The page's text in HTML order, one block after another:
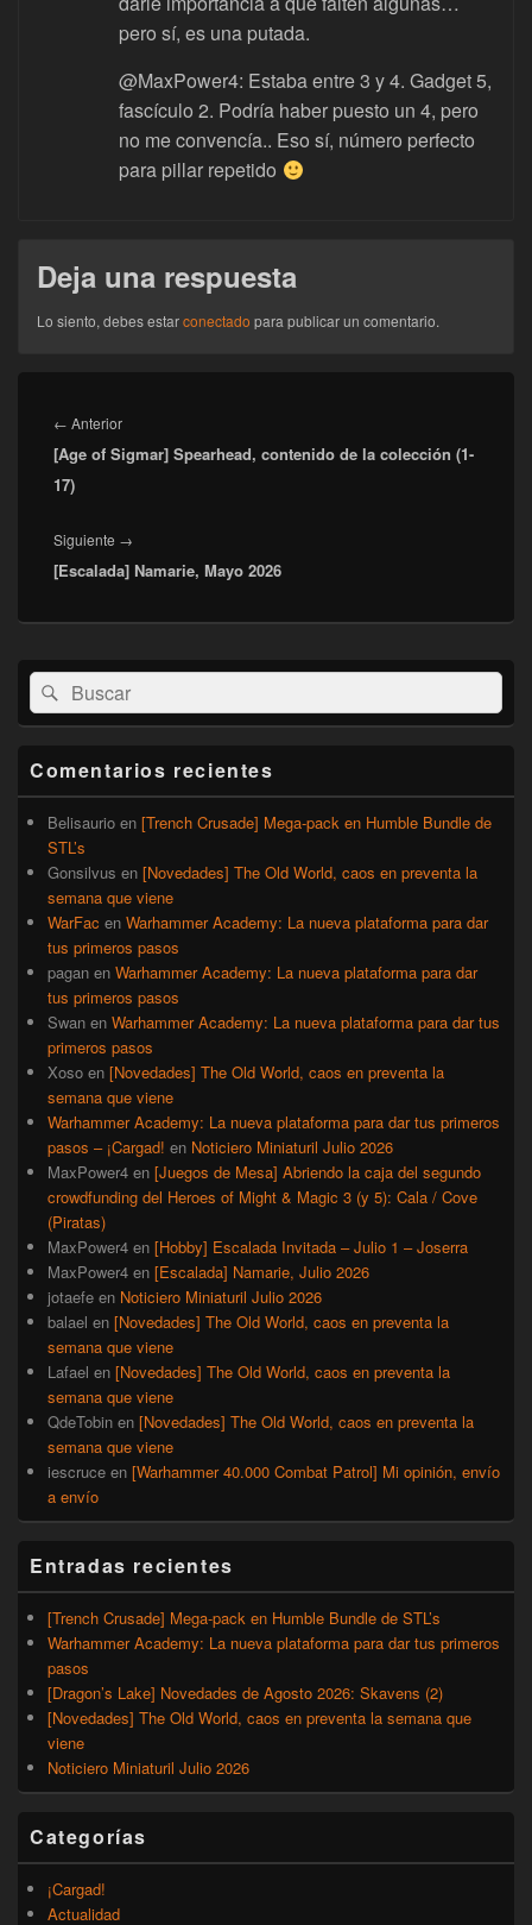
pero sí, es una putada.
@MaxPower4: Estaba entre 3 y 4. Gadget 5,
fascículo 2. Podría haber puesto un 4, pero
no me convencía.. Eso sí, número perfecto
para pillar repetido
Deja una respuesta
Lo siento, debes estarconectado para publicar un comentario.
de
entradas
← AnteriorEntrada
anterior:
[Age of Sigmar] Spearhead, contenido de la colección (1-
17)
Siguiente →
siguiente:
[Escalada] Namarie, Mayo 2026
El
área
de
lateral
primaria
Buscar
por:
Buscar
Comentarios recientes
Belisaurio en [Trench Crusade] Mega-pack en Humble Bundle de
STL’s
Gonsilvus en [Novedades] The Old World, caos en preventa la
semana que viene
WarFac en Warhammer Academy: La nueva plataforma para dar
tus primeros pasos
pagan en Warhammer Academy: La nueva plataforma para dar
tus primeros pasos
Swan en Warhammer Academy: La nueva plataforma para dar tus
primeros pasos
Xoso en [Novedades] The Old World, caos en preventa la
semana que viene
Warhammer Academy: La nueva plataforma para dar tus primeros
pasos – ¡Cargad! en Noticiero Miniaturil Julio 2026
MaxPower4 en [Juegos de Mesa] Abriendo la caja del segundo
crowdfunding del Heroes of Might & Magic 3 (y 5): Cala / Cove
(Piratas)
MaxPower4 en [Hobby] Escalada Invitada – Julio 1 – Joserra
MaxPower4 en [Escalada] Namarie, Julio 2026
jotaefe en Noticiero Miniaturil Julio 2026
balael en [Novedades] The Old World, caos en preventa la
semana que viene
Lafael en [Novedades] The Old World, caos en preventa la
semana que viene
QdeTobin en [Novedades] The Old World, caos en preventa la
semana que viene
iescruce en [Warhammer 40.000 Combat Patrol] Mi opinión, envío
a envío
Entradas recientes
[Trench Crusade] Mega-pack en Humble Bundle de STL’s
Warhammer Academy: La nueva plataforma para dar tus primeros
pasos
[Dragon’s Lake] Novedades de Agosto 2026: Skavens (2)
[Novedades] The Old World, caos en preventa la semana que
viene
Noticiero Miniaturil Julio 2026
Categorías
¡Cargad!
Actualidad